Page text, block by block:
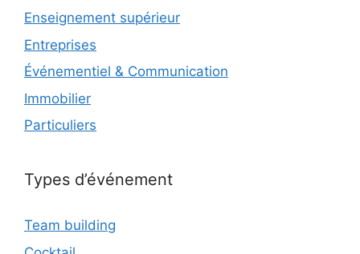
Enseignement supérieur
Entreprises
Événementiel & Communication
Immobilier
Particuliers
Types d’événement
Team building